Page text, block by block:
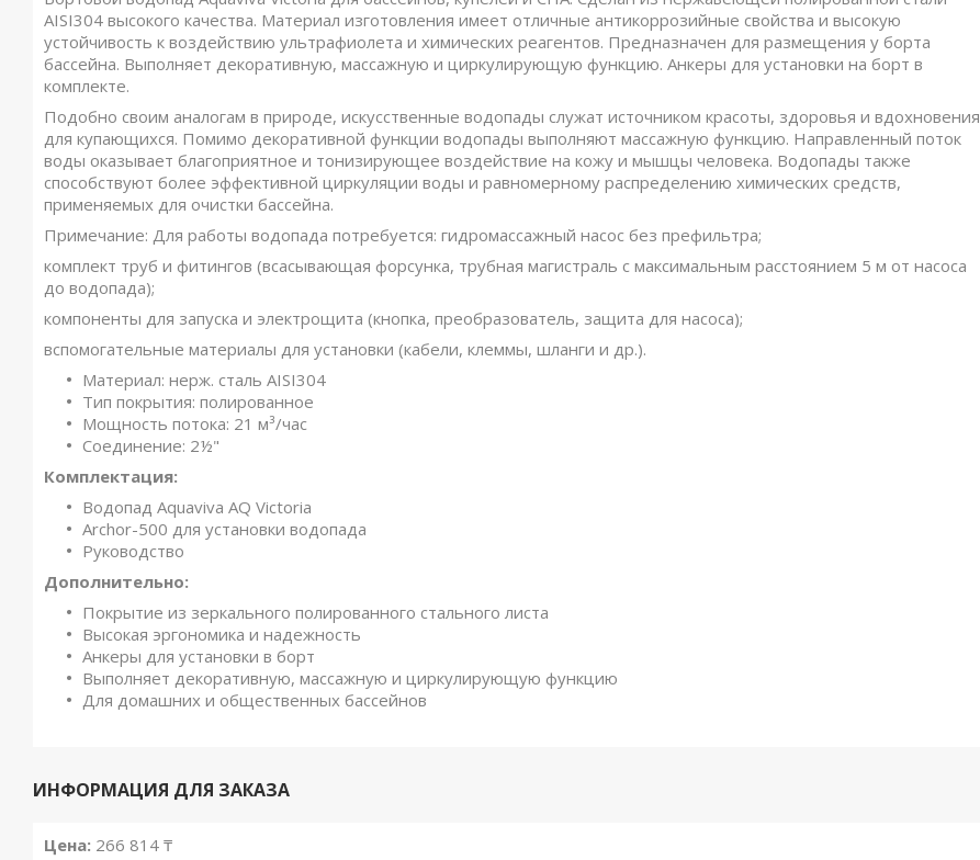
AISI304 высокого качества. Материал изготовления имеет отличные антикоррозийные свойства и высокую
устойчивость к воздействию ультрафиолета и химических реагентов. Предназначен для размещения у борта
бассейна. Выполняет декоративную, массажную и циркулирующую функцию. Анкеры для установки на борт в
комплекте.
Подобно своим аналогам в природе, искусственные водопады служат источником красоты, здоровья и вдохновения
для купающихся. Помимо декоративной функции водопады выполняют массажную функцию. Направленный поток
воды оказывает благоприятное и тонизирующее воздействие на кожу и мышцы человека. Водопады также
способствуют более эффективной циркуляции воды и равномерному распределению химических средств,
применяемых для очистки бассейна.
Примечание: Для работы водопада потребуется: гидромассажный насос без префильтра;
комплект труб и фитингов (всасывающая форсунка, трубная магистраль с максимальным расстоянием 5 м от насоса
до водопада);
компоненты для запуска и электрощита (кнопка, преобразователь, защита для насоса);
вспомогательные материалы для установки (кабели, клеммы, шланги и др.).
Материал: нерж. сталь AISI304
Тип покрытия: полированное
Мощность потока: 21 м³/час
Соединение: 2½"
Комплектация:
Водопад Aquaviva AQ Victoria
Archor-500 для установки водопада
Руководство
Дополнительно:
Покрытие из зеркального полированного стального листа
Высокая эргономика и надежность
Анкеры для установки в борт
Выполняет декоративную, массажную и циркулирующую функцию
Для домашних и общественных бассейнов
ИНФОРМАЦИЯ ДЛЯ ЗАКАЗА
Цена: 266 814 ₸